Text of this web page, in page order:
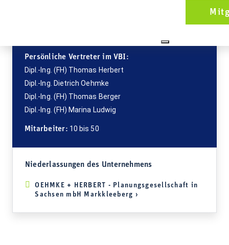
Persönliche Vertreter im VBI:
Dipl.-Ing. (FH) Thomas Herbert
Dipl.-Ing. Dietrich Oehmke
Dipl.-Ing. (FH) Thomas Berger
Dipl.-Ing. (FH) Marina Ludwig
Mitarbeiter: 10 bis 50
Niederlassungen des Unternehmens
OEHMKE + HERBERT - Planungsgesellschaft in
Sachsen mbH Markkleeberg ›